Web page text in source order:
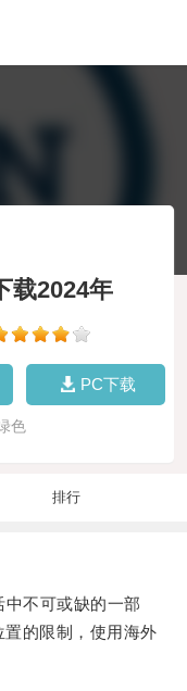
载2024年
PC下载
色
排行
不可或缺的一部
的限制，使用海外